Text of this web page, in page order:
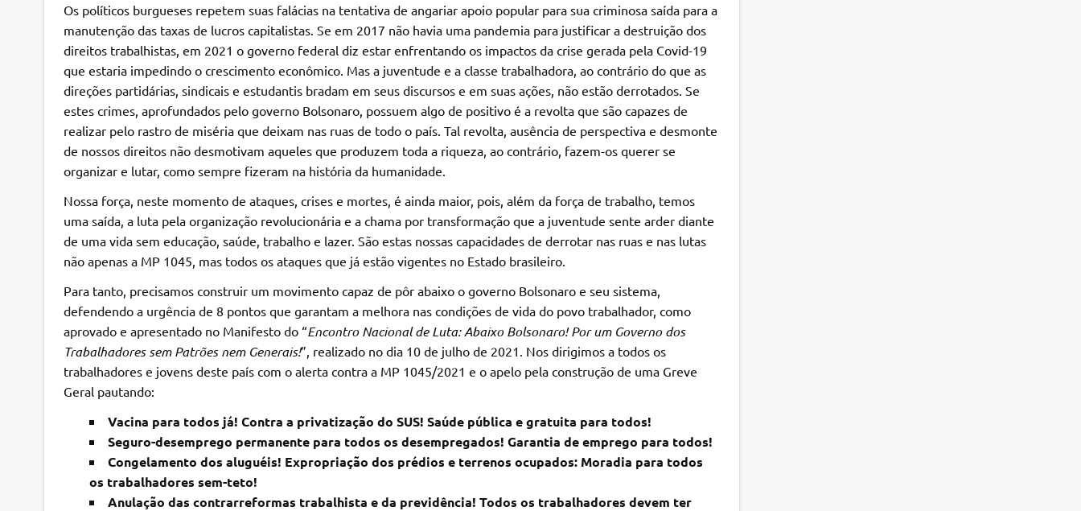
Os políticos burgueses repetem suas falácias na tentativa de angariar apoio popular para sua criminosa saída para a
manutenção das taxas de lucros capitalistas. Se em 2017 não havia uma pandemia para justificar a destruição dos
direitos trabalhistas, em 2021 o governo federal diz estar enfrentando os impactos da crise gerada pela Covid-19
que estaria impedindo o crescimento econômico. Mas a juventude e a classe trabalhadora, ao contrário do que as
direções partidárias, sindicais e estudantis bradam em seus discursos e em suas ações, não estão derrotados. Se
estes crimes, aprofundados pelo governo Bolsonaro, possuem algo de positivo é a revolta que são capazes de
realizar pelo rastro de miséria que deixam nas ruas de todo o país. Tal revolta, ausência de perspectiva e desmonte
de nossos direitos não desmotivam aqueles que produzem toda a riqueza, ao contrário, fazem-os querer se
organizar e lutar, como sempre fizeram na história da humanidade.
Nossa força, neste momento de ataques, crises e mortes, é ainda maior, pois, além da força de trabalho, temos
uma saída, a luta pela organização revolucionária e a chama por transformação que a juventude sente arder diante
de uma vida sem educação, saúde, trabalho e lazer. São estas nossas capacidades de derrotar nas ruas e nas lutas
não apenas a MP 1045, mas todos os ataques que já estão vigentes no Estado brasileiro.
Para tanto, precisamos construir um movimento capaz de pôr abaixo o governo Bolsonaro e seu sistema,
defendendo a urgência de 8 pontos que garantam a melhora nas condições de vida do povo trabalhador, como
aprovado e apresentado no Manifesto do “Encontro Nacional de Luta: Abaixo Bolsonaro! Por um Governo dos
Trabalhadores sem Patrões nem Generais!”, realizado no dia 10 de julho de 2021. Nos dirigimos a todos os
trabalhadores e jovens deste país com o alerta contra a MP 1045/2021 e o apelo pela construção de uma Greve
Geral pautando:
Vacina para todos já! Contra a privatização do SUS! Saúde pública e gratuita para todos!
Seguro-desemprego permanente para todos os desempregados! Garantia de emprego para todos!
Congelamento dos aluguéis! Expropriação dos prédios e terrenos ocupados: Moradia para todos
os trabalhadores sem-teto!
Anulação das contrarreformas trabalhista e da previdência! Todos os trabalhadores devem ter